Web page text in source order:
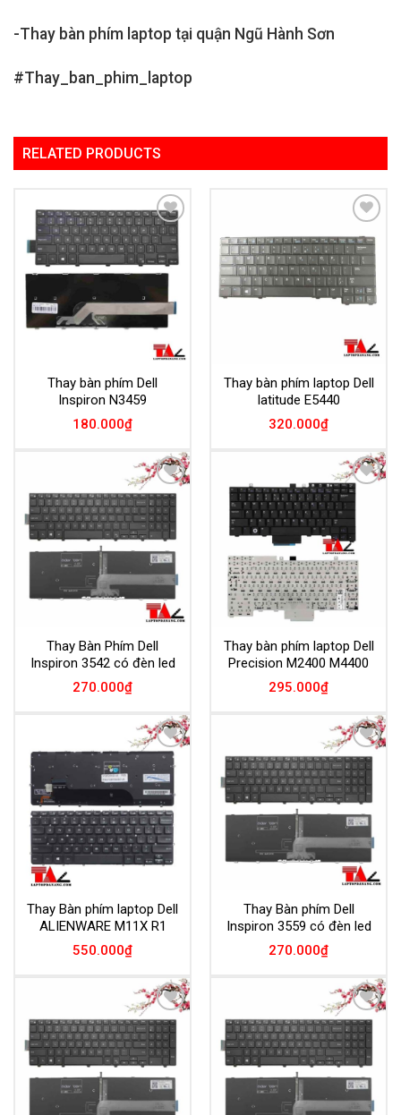
-Thay bàn phím laptop tại quận Ngũ Hành Sơn
#Thay_ban_phim_laptop
RELATED PRODUCTS
Add to
Wishlist
Thay bàn phím Dell
Inspiron N3459
180.000₫
Add to
Wishlist
Thay bàn phím laptop Dell
latitude E5440
320.000₫
Add to
Wishlist
Thay Bàn Phím Dell
Inspiron 3542 có đèn led
270.000₫
Add to
Wishlist
Thay bàn phím laptop Dell
Precision M2400 M4400
295.000₫
Add to
Wishlist
Thay Bàn phím laptop Dell
ALIENWARE M11X R1
550.000₫
Add to
Wishlist
Thay Bàn phím Dell
Inspiron 3559 có đèn led
270.000₫
Add to
Wishlist
Add to
Wishlist